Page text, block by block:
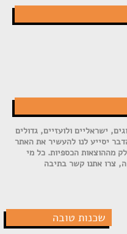
ישראליים ולועזיים, גדולים
יסייע לנו להעשיר את האתר
מההוצאות הכספיות. כל מי
צרו אתנו קשר בתיבה
שכנות טובה